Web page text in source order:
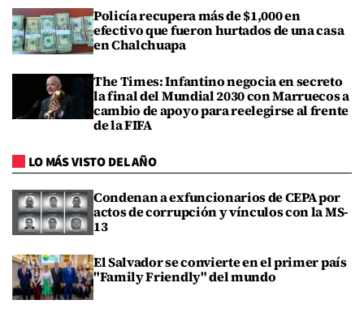
Policía recupera más de $1,000 en
efectivo que fueron hurtados de una casa
en Chalchuapa
The Times: Infantino negocia en secreto
la final del Mundial 2030 con Marruecos a
cambio de apoyo para reelegirse al frente
de la FIFA
LO MÁS VISTO DEL AÑO
Condenan a exfuncionarios de CEPA por
actos de corrupción y vínculos con la MS-
13
El Salvador se convierte en el primer país
"Family Friendly" del mundo